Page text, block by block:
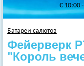
C 10:00
Батареи салютов
Фейерверк
"Король